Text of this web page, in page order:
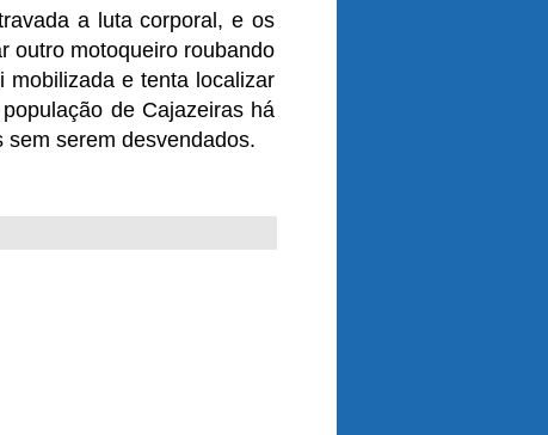
a luta corporal, e os
outro motoqueiro roubando
mobilizada e tenta localizar
de Cajazeiras há
serem desvendados.